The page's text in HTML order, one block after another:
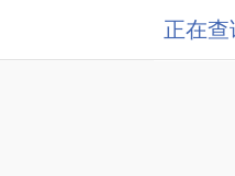
正在查